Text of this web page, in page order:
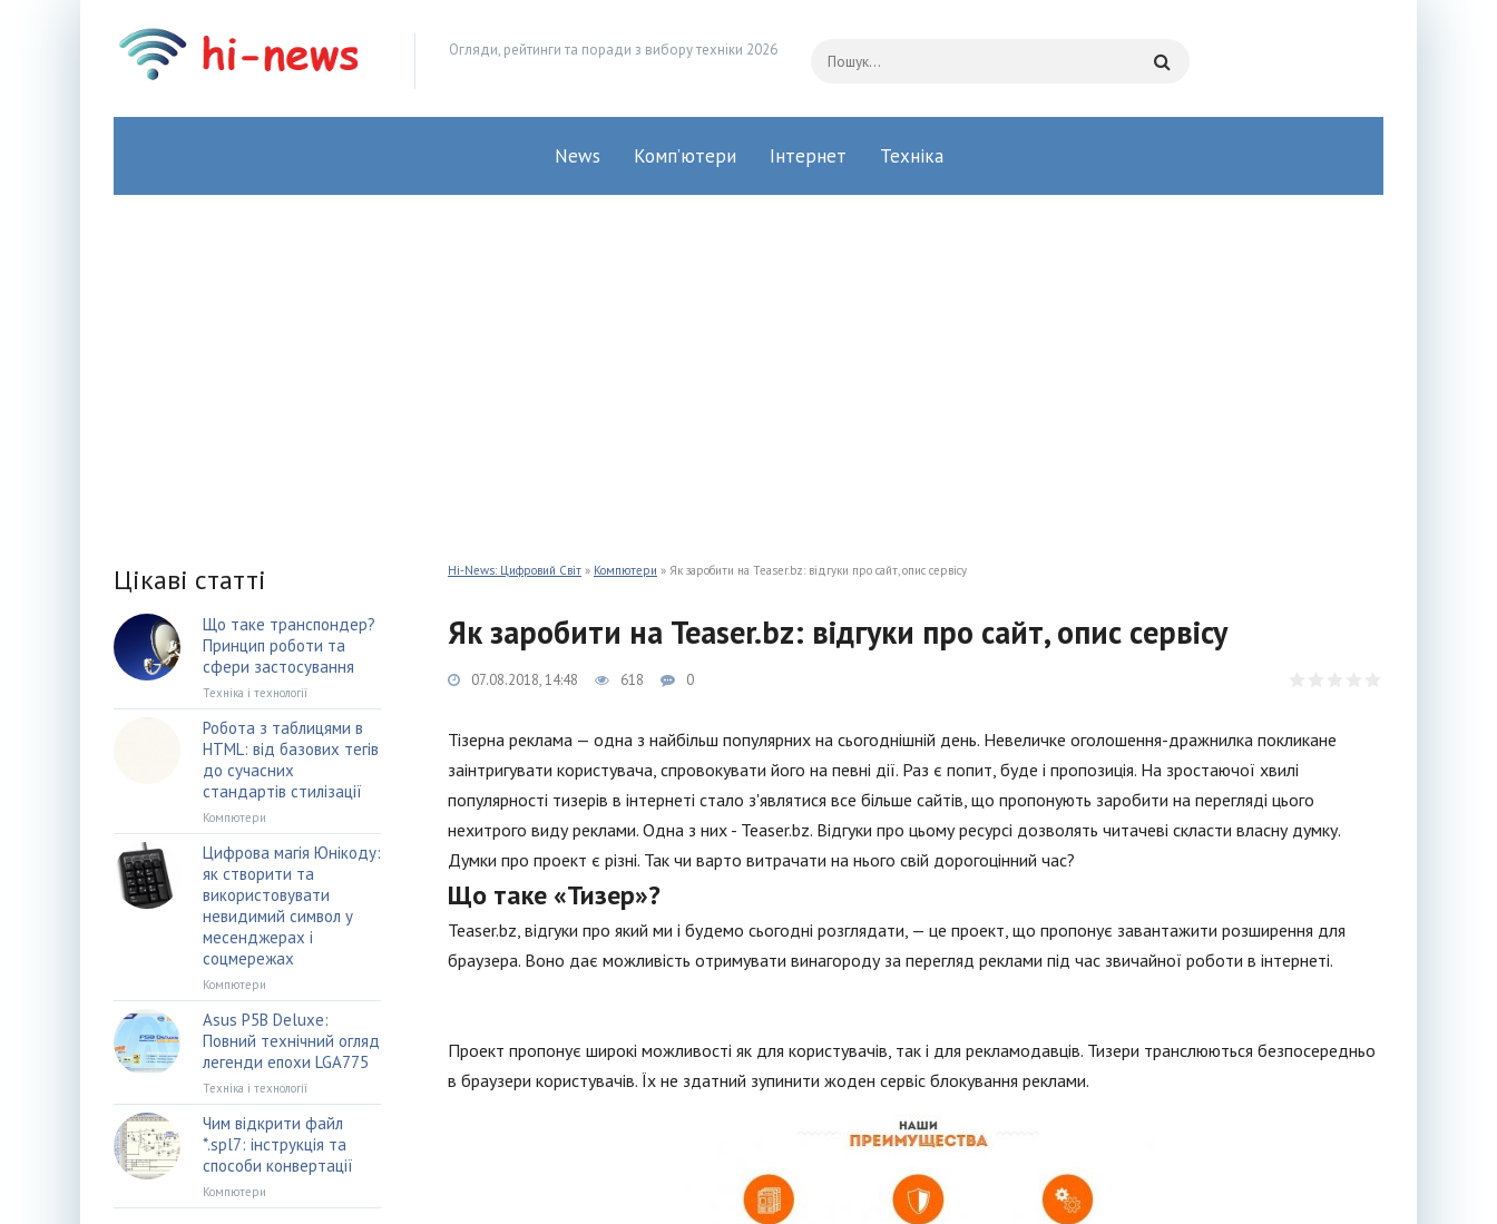
Огляди, рейтинги та поради з вибору техніки 2026
News Комп’ютери Інтернет Техніка
Hi-News: Цифровий Світ » Компютери » Як заробити на Teaser.bz: відгуки про сайт, опис сервісу
Як заробити на Teaser.bz: відгуки про сайт, опис сервісу
07.08.2018, 14:48 618 0
Тізерна реклама — одна з найбільш популярних на сьогоднішній день. Невеличке оголошення-дражнилка покликане
заінтригувати користувача, спровокувати його на певні дії. Раз є попит, буде і пропозиція. На зростаючої хвилі
популярності тизерів в інтернеті стало з'являтися все більше сайтів, що пропонують заробити на перегляді цього
нехитрого виду реклами. Одна з них - Teaser.bz. Відгуки про цьому ресурсі дозволять читачеві скласти власну думку.
Думки про проект є різні. Так чи варто витрачати на нього свій дорогоцінний час?
Що таке «Тизер»?
Teaser.bz, відгуки про який ми і будемо сьогодні розглядати, — це проект, що пропонує завантажити розширення для
браузера. Воно дає можливість отримувати винагороду за перегляд реклами під час звичайної роботи в інтернеті.
Проект пропонує широкі можливості як для користувачів, так і для рекламодавців. Тизери транслюються безпосередньо
в браузери користувачів. Їх не здатний зупинити жоден сервіс блокування реклами.
Цікаві статті
Що таке транспондер?
Принцип роботи та
сфери застосування
Техніка і технології
Робота з таблицями в
HTML: від базових тегів
до сучасних
стандартів стилізації
Компютери
Цифрова магія Юнікоду:
як створити та
використовувати
невидимий символ у
месенджерах і
соцмережах
Компютери
Asus P5B Deluxe:
Повний технічний огляд
легенди епохи LGA775
Техніка і технології
Чим відкрити файл
*.spl7: інструкція та
способи конвертації
Компютери